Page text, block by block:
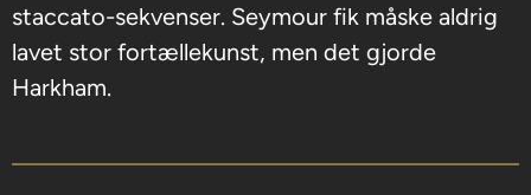
staccato-sekvenser. Seymour fik måske aldrig
lavet stor fortællekunst, men det gjorde
Harkham.